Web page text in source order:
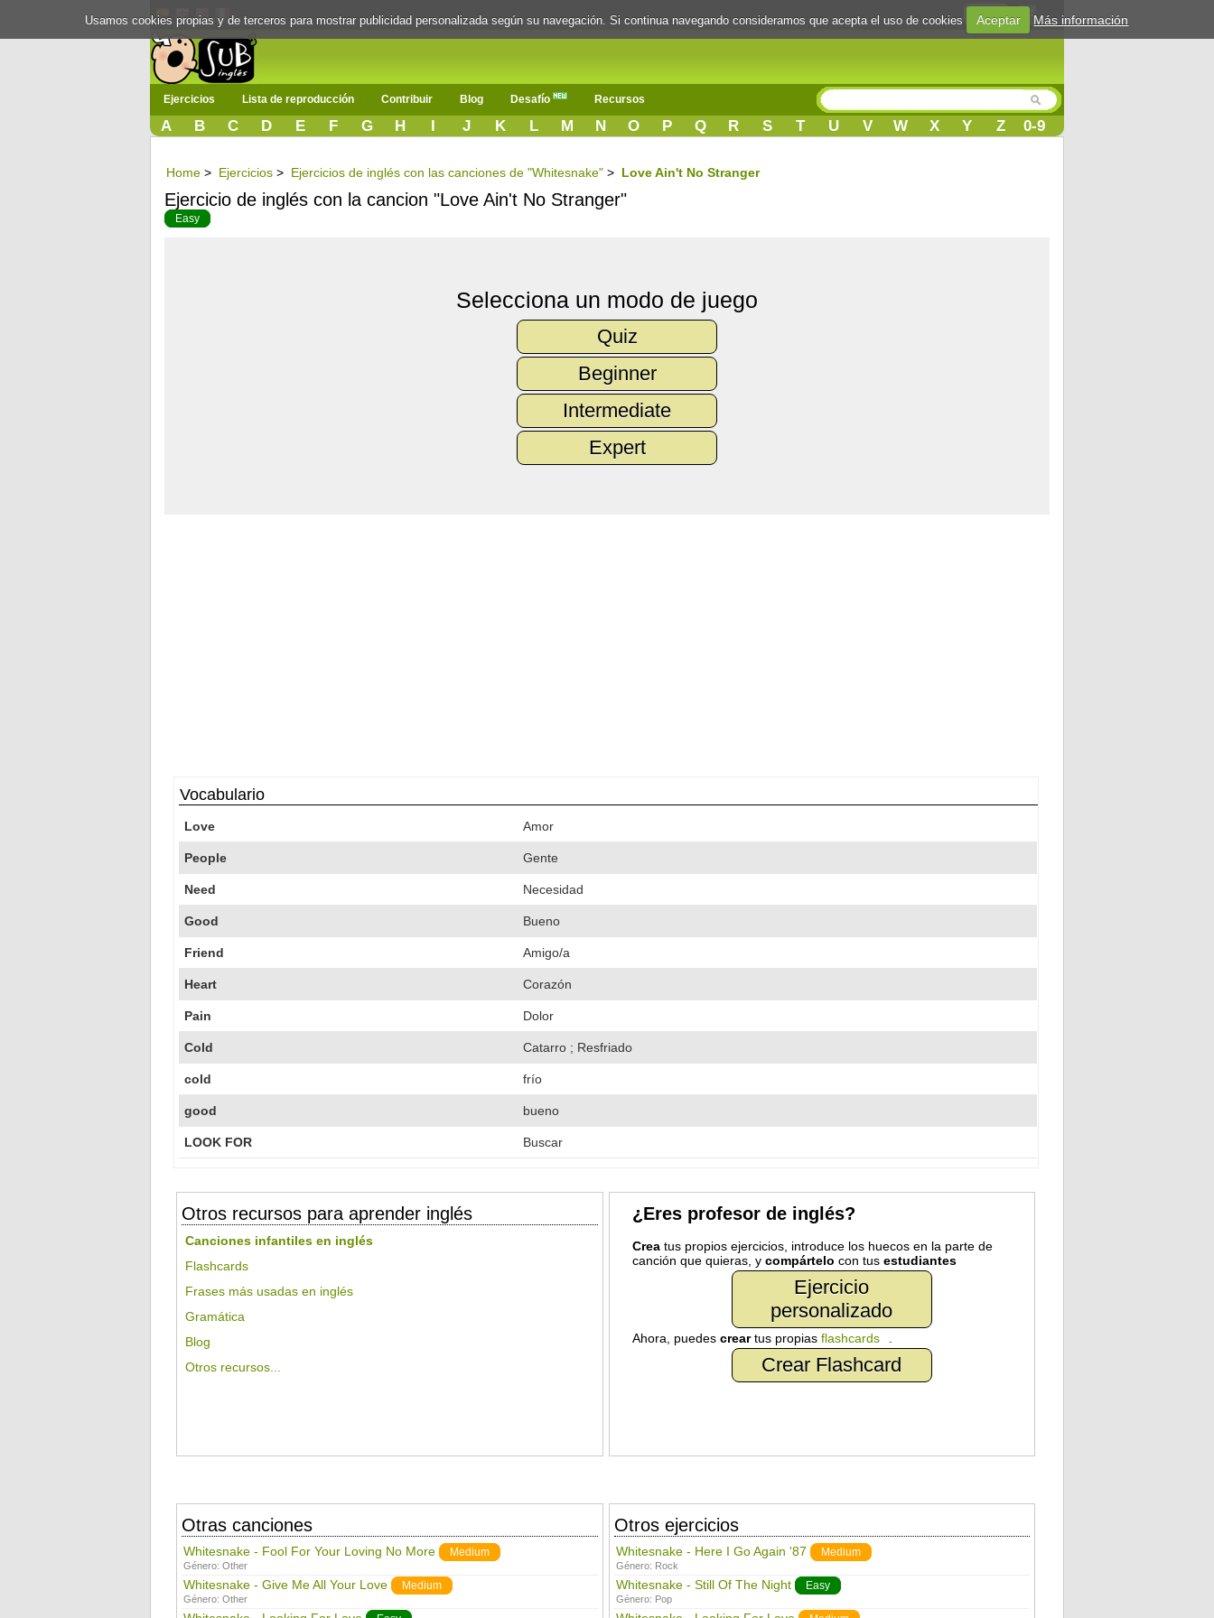
Login
Ejercicios Lista de reproducción Contribuir Blog Desafío Recursos
A B C D E F G H I J K L M N O P Q R S T U V W X Y Z 0-9
Home > Ejercicios > Ejercicios de inglés con las canciones de "Whitesnake" > Love Ain't No Stranger
Ejercicio de inglés con la cancion "Love Ain't No Stranger"
Easy
Selecciona un modo de juego
Quiz
Beginner
Intermediate
Expert
Vocabulario
Love Amor
People Gente
Need Necesidad
Good Bueno
Friend Amigo/a
Heart Corazón
Pain Dolor
Cold Catarro ; Resfriado
cold frío
good bueno
LOOK FOR Buscar
Otros recursos para aprender inglés
Canciones infantiles en inglés
Flashcards
Frases más usadas en inglés
Gramática
Blog
Otros recursos...
¿Eres profesor de inglés?
Creatus propios ejercicios, introduce los huecos en la parte de
canción que quieras, y compártelo con tus estudiantes
Ejercicio
personalizado
Ahora, puedes creartus propias flashcards
Crear Flashcard
Otras canciones
Whitesnake - Fool For Your Loving No More Medium
Género: Other
Whitesnake - Give Me All Your Love Medium
Género: Other
Otros ejercicios
Whitesnake - Here I Go Again '87 Medium
Género: Rock
Whitesnake - Still Of The Night Easy
Género: Pop
Usamos cookies propias y de terceros para mostrar publicidad personalizada según su navegación. Si continua navegando consideramos que acepta el uso de cookies Aceptar Más información